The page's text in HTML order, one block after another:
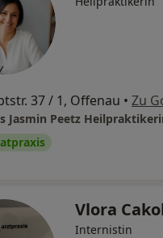
37 / 1, Offenau • Zu
Jasmin Peetz
Vlora
Internistin